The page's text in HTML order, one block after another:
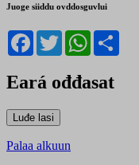
Juoge siiddu ovddosguvlui
Facebook
TwitterWhatsApp
Eará ođđasat
Palaa alkuun